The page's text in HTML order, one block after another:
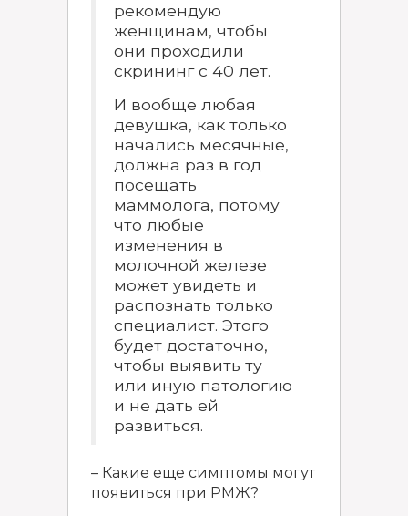
рекомендую
женщинам, чтобы
они проходили
скрининг с 40 лет.
И вообще любая
девушка, как только
начались месячные,
должна раз в год
посещать
маммолога, потому
что любые
изменения в
молочной железе
может увидеть и
распознать только
специалист. Этого
будет достаточно,
чтобы выявить ту
или иную патологию
и не дать ей
развиться.
– Какие еще симптомы могут
появиться при РМЖ?